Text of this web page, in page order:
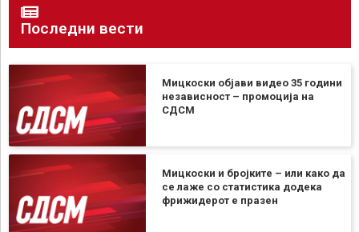
Последни вести
Мицкоски објави видео 35 години
независност – промоција на
СДСМ
Мицкоски и бројките – или како да
се лаже со статистика додека
фрижидерот е празен